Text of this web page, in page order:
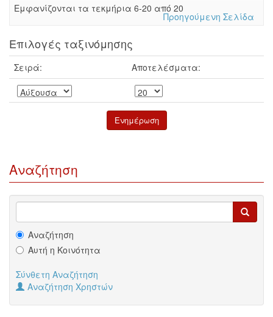
Eμφανίζονται τα τεκμήρια 6-20 από 20
Προηγούμενη Σελίδα
Επιλογές ταξινόμησης
Σειρά: Αποτελέσματα:
Αναζήτηση
Αναζήτηση
Αυτή η Κοινότητα
Σύνθετη Αναζήτηση
Αναζήτηση Χρηστών